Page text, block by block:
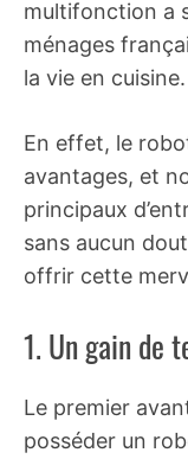
multifonction a
ménages
la vie en cuisine.
En effet, le
avantages, et
principaux
sans aucun
offrir cette
1. Un gain de
Le premier
posséder un